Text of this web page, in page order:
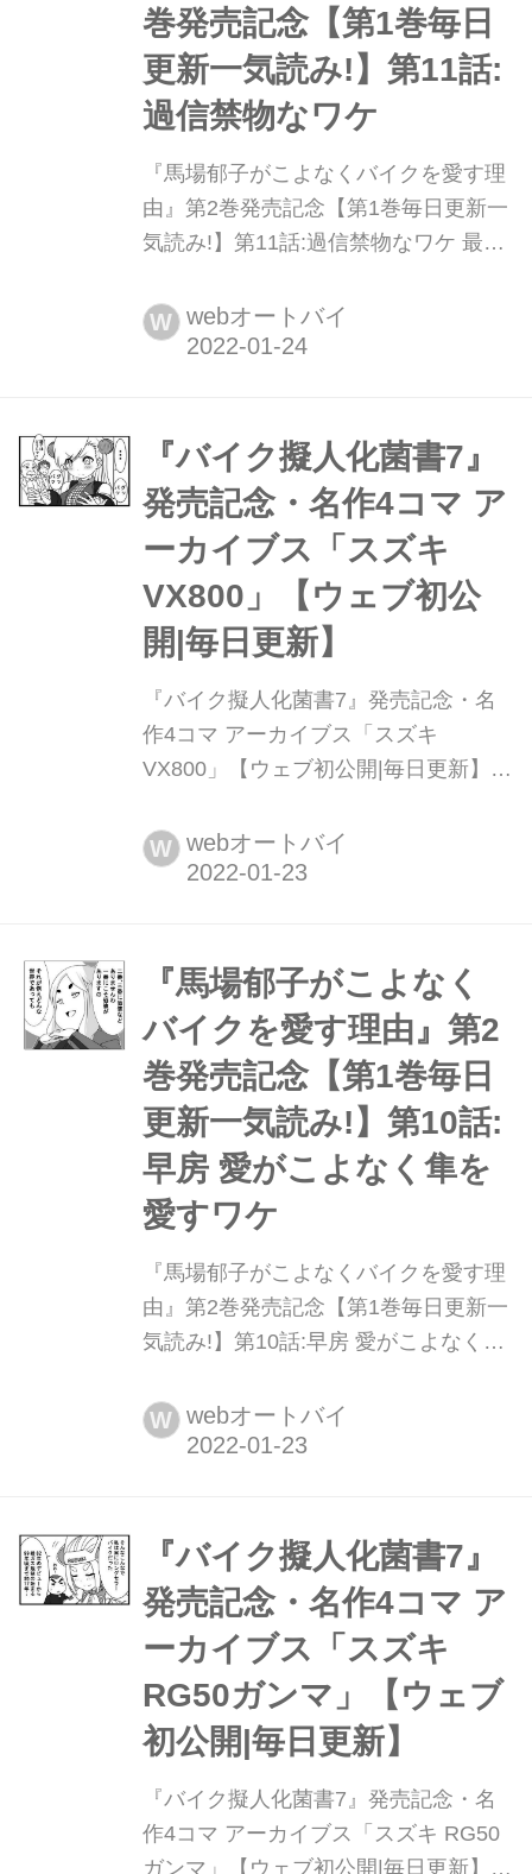
巻発売記念【第1巻毎日
更新一気読み!】第11話:
過信禁物なワケ
『馬場郁子がこよなくバイクを愛す理
由』第2巻発売記念【第1巻毎日更新一
気読み!】第11話:過信禁物なワケ 最新
理由2』(著:鈴木秀吉)大好評発売中!
W webオートバイ
『バイク擬人化菌書7』
発売記念・名作4コマ ア
ーカイブス「スズキ
VX800」【ウェブ初公
開|毎日更新】
『バイク擬人化菌書7』発売記念・名
作4コマ アーカイブス「スズキ
VX800」【ウェブ初公開|毎日更新】
秀吉)大好評発売中!
W webオートバイ
『馬場郁子がこよなく
バイクを愛す理由』第2
巻発売記念【第1巻毎日
更新一気読み!】第10話:
早房 愛がこよなく隼を
愛すワケ
『馬場郁子がこよなくバイクを愛す理
由』第2巻発売記念【第1巻毎日更新一
気読み!】第10話:早房 愛がこよなく隼
くバイクを愛す理由2』(著:鈴木秀吉)
大好評発売中!
W webオートバイ
『バイク擬人化菌書7』
発売記念・名作4コマ ア
ーカイブス「スズキ
RG50ガンマ」【ウェブ
初公開|毎日更新】
『バイク擬人化菌書7』発売記念・名
作4コマ アーカイブス「スズキ RG50
ガンマ」【ウェブ初公開|毎日更新】